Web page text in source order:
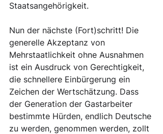
Staatsangehörigkeit.
Nun der nächste (Fort)schritt! Die
generelle Akzeptanz von
Mehrstaatlichkeit ohne Ausnahmen
ist ein Ausdruck von Gerechtigkeit,
die schnellere Einbürgerung ein
Zeichen der Wertschätzung. Dass
der Generation der Gastarbeiter
bestimmte Hürden, endlich Deutsche
zu werden, genommen werden, zollt